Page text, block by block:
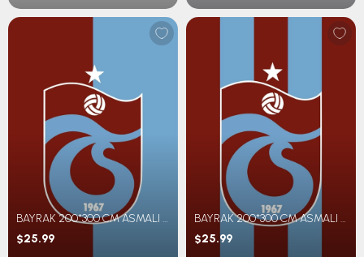
BAYRAK 200*300 CM ASMALI BM PARÇALI
$25.99
BAYRAK 200*300 CM ASMALI BM ÇİZGİLİ
$25.99